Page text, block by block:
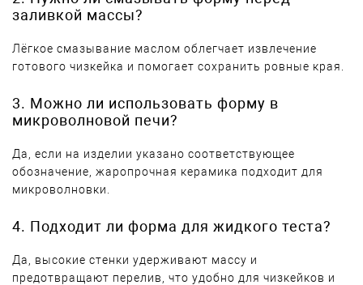
заливкой массы?
Лёгкое смазывание маслом облегчает извлечение
готового чизкейка и помогает сохранить ровные края.
3. Можно ли использовать форму в
микроволновой печи?
Да, если на изделии указано соответствующее
обозначение, жаропрочная керамика подходит для
микроволновки.
4. Подходит ли форма для жидкого теста?
Да, высокие стенки удерживают массу и
предотвращают перелив, что удобно для чизкейков и